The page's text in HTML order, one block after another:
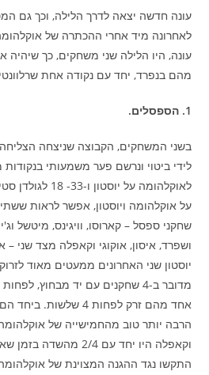
עונה חדשה יצאה לדרך הלילה, וכך גם
לאחרונה מיד אחרי ההכתרה של
עונה, היו הלילה שני משחקים, כך
מהם בנפרד, יחד עם נקודה אחת
1. הספסלים.
בשני המשחקים, הקבוצה שניצחה
לאוקלהומה על
שחקני ספסל – קארוסו, וויגינס, מיטשל
ושפרד, איסון, אוקוגי וקאפלה מצד שני
יוסטון שני האחרונים ממעטים מאוד
מדובר ב-4 שחקנים עם יד מבחוץ,
הרבה יותר טוב מהחמישייה של
התקשו נגד ההגנה המצוינת של